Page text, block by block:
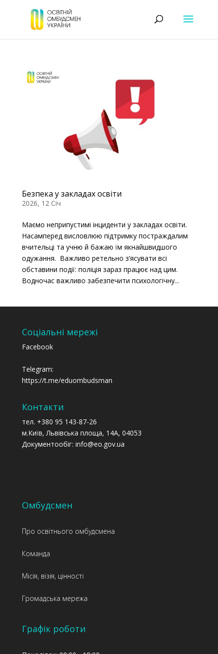
Безпека у закладах освіти
2026, 12 Січ
Маємо неприпустимі інциденти у закладах освіти.
Насамперед висловлюю підтримку постраждалим
вчительці та учню й бажаю їм якнайшвидшого
одужання. Важливо ретельно з’ясувати всі
обставини події: поліція зараз працює над цим.
Водночас важливо забезпечити психологічну...
Соціальні мережі
Facebook
Telegram:
https://t.me/eduombudsman
Контакти
тел. +380 95 143-87-26
м.Київ, Львівська площа, 14А, 04053
Документообіг: info@eo.gov.ua
Омбудсмен
Про освітнього омбудсмена
Команда
Місія, візія, цінності
Громадська мережа
Графік роботи